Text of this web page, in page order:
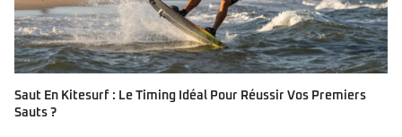
Saut En Kitesurf : Le Timing Idéal Pour Réussir Vos Premiers
Sauts ?